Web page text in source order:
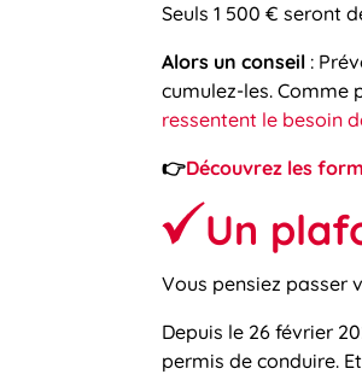
Seuls 1 500 € seront
Alors un conseil :
cumulez-les. Comme
ressentent le besoin
👉Découvrez les
Un
Vous pensiez passer
Depuis le 26 février
permis de conduire.